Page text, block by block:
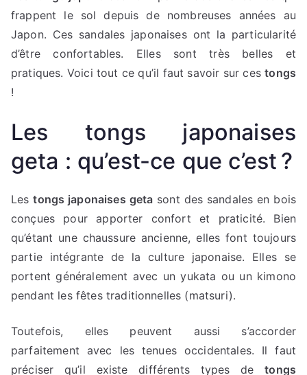
frappent le sol depuis de nombreuses années au
Japon. Ces sandales japonaises ont la particularité
d’être confortables. Elles sont très belles et
pratiques. Voici tout ce qu’il faut savoir sur cestongs
!
Les tongs japonaises
geta : qu’est-ce que c’est ?
Lestongs japonaises geta sont des sandales en bois
conçues pour apporter confort et praticité. Bien
qu’étant une chaussure ancienne, elles font toujours
partie intégrante de la culture japonaise. Elles se
portent généralement avec un yukata ou un kimono
pendant les fêtes traditionnelles (matsuri).
Toutefois, elles peuvent aussi s’accorder
parfaitement avec les tenues occidentales. Il faut
préciser qu’il existe différents types detongs